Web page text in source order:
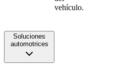
vehículo.
Soluciones
automotrices